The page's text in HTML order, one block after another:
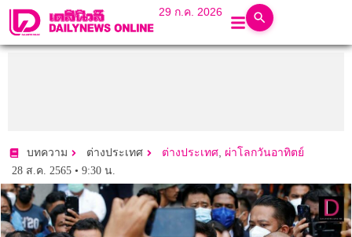
29 ก.ค. 2026
บทความ ต่างประเทศ ต่างประเทศ, ผ่าโลกวันอาทิตย์
28 ส.ค. 2565 • 9:30 น.